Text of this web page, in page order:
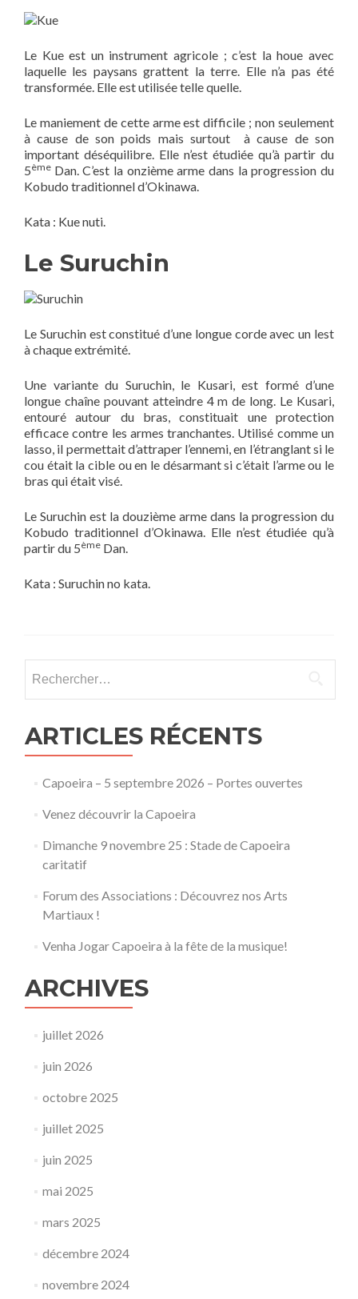
Le Kue est un instrument agricole ; c’est la houe avec
laquelle les paysans grattent la terre. Elle n’a pas été
transformée. Elle est utilisée telle quelle.
Le maniement de cette arme est difficile ; non seulement
à cause de son poids mais surtout à cause de son
important déséquilibre. Elle n’est étudiée qu’à partir du
5ème Dan. C’est la onzième arme dans la progression du
Kobudo traditionnel d’Okinawa.
Kata : Kue nuti.
Le Suruchin
Le Suruchin est constitué d’une longue corde avec un lest
à chaque extrémité.
Une variante du Suruchin, le Kusari, est formé d’une
longue chaîne pouvant atteindre 4 m de long. Le Kusari,
entouré autour du bras, constituait une protection
efficace contre les armes tranchantes. Utilisé comme un
lasso, il permettait d’attraper l’ennemi, en l’étranglant si le
cou était la cible ou en le désarmant si c’était l’arme ou le
bras qui était visé.
Le Suruchin est la douzième arme dans la progression du
Kobudo traditionnel d’Okinawa. Elle n’est étudiée qu’à
partir du 5ème Dan.
Kata : Suruchin no kata.
ARTICLES RÉCENTS
Capoeira – 5 septembre 2026 – Portes ouvertes
Venez découvrir la Capoeira
Dimanche 9 novembre 25 : Stade de Capoeira
caritatif
Forum des Associations : Découvrez nos Arts
Martiaux !
Venha Jogar Capoeira à la fête de la musique!
ARCHIVES
juillet 2026
juin 2026
octobre 2025
juillet 2025
juin 2025
mai 2025
mars 2025
décembre 2024
novembre 2024